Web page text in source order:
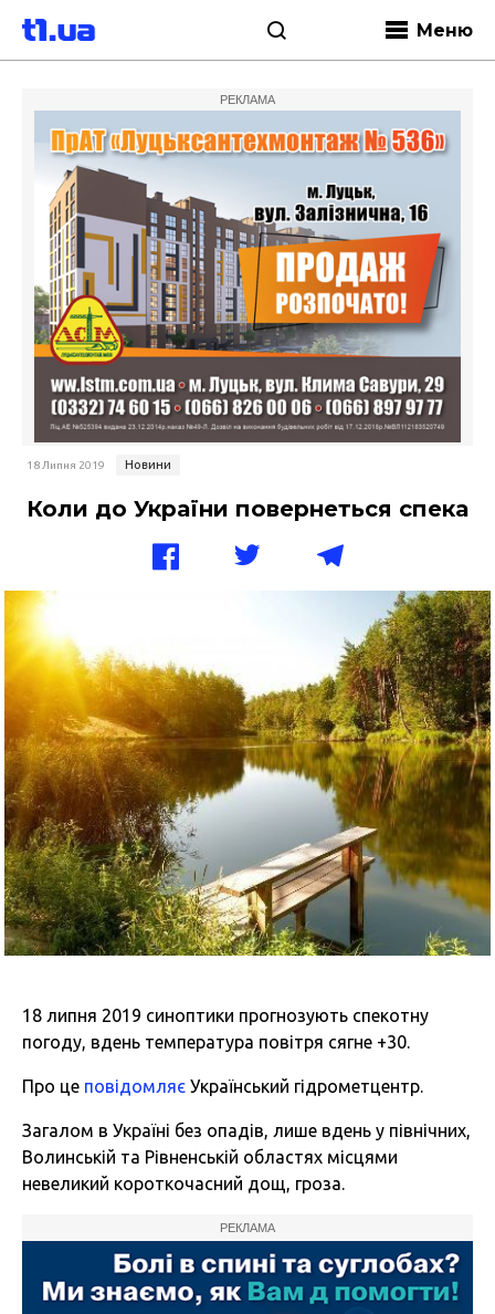
Меню
РЕКЛАМА
18 Липня 2019 Новини
Коли до України повернеться спека
18 липня 2019 синоптики прогнозують спекотну
погоду, вдень температура повітря сягне +30.
Про це повідомляє Український гідрометцентр.
Загалом в Україні без опадів, лише вдень у північних,
Волинській та Рівненській областях місцями
невеликий короткочасний дощ, гроза.
РЕКЛАМА